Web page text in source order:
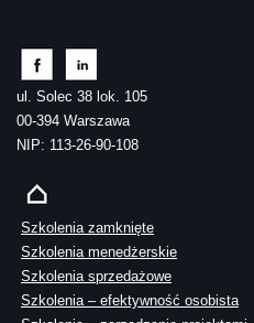
ul. Solec 38 lok. 105
00-394 Warszawa
NIP: 113-26-90-108
Szkolenia zamknięte
Szkolenia menedżerskie
Szkolenia sprzedażowe
Szkolenia – efektywność osobista